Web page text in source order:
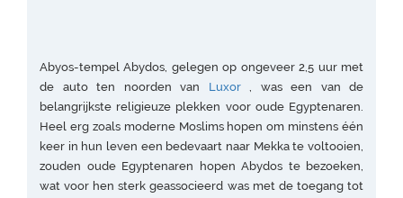
Abyos-tempel Abydos, gelegen op ongeveer 2,5 uur met
de auto ten noorden van Luxor , was een van de
belangrijkste religieuze plekken voor oude Egyptenaren.
Heel erg zoals moderne Moslims hopen om minstens één
keer in hun leven een bedevaart naar Mekka te voltooien,
zouden oude Egyptenaren hopen Abydos te bezoeken,
wat voor hen sterk geassocieerd was met de toegang tot